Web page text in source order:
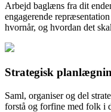
Arbejd baglæns fra dit
engagerende
hvornår, og hvordan det
Strategisk
Saml, organiser og del
forstå og forfine med folk i